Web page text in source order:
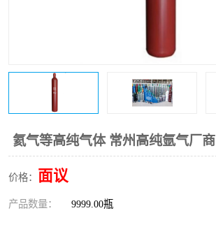
氦气等高纯气体 常州高纯氩气厂商
价格： 面议
产品数量： 9999.00瓶